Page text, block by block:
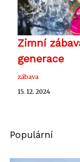
Zimní
generace
zábava
15. 12. 2024
Populární